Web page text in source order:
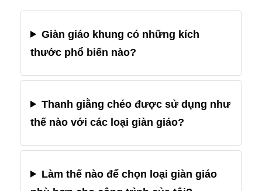
Giàn giáo khung có những kích
thước phổ biến nào?
Thanh giằng chéo được sử dụng như
thế nào với các loại giàn giáo?
Làm thế nào để chọn loại giàn giáo